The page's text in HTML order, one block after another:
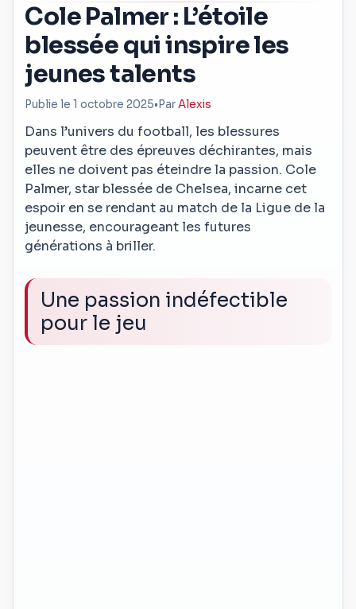
Cole Palmer : L’étoile
blessée qui inspire les
jeunes talents
Publie le 1 octobre 2025• ParAlexis
Dans l’univers du football, les blessures
peuvent être des épreuves déchirantes, mais
elles ne doivent pas éteindre la passion. Cole
Palmer, star blessée de Chelsea, incarne cet
espoir en se rendant au match de la Ligue de la
jeunesse, encourageant les futures
générations à briller.
Une passion indéfectible
pour le jeu